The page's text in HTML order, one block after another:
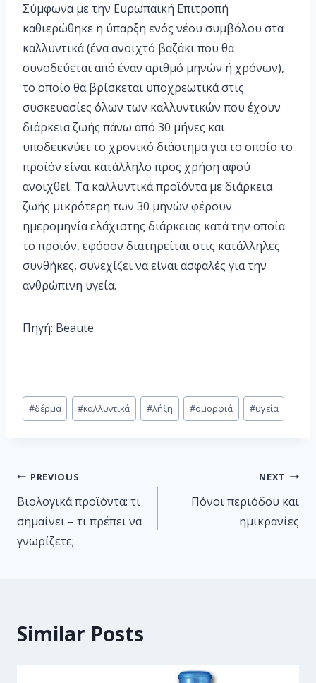
Σύμφωνα με την Ευρωπαϊκή Επιτροπή
καθιερώθηκε η ύπαρξη ενός νέου συμβόλου στα
καλλυντικά (ένα ανοιχτό βαζάκι που θα
συνοδεύεται από έναν αριθμό μηνών ή χρόνων),
το οποίο θα βρίσκεται υποχρεωτικά στις
συσκευασίες όλων των καλλυντικών που έχουν
διάρκεια ζωής πάνω από 30 μήνες και
υποδεικνύει το χρονικό διάστημα για το οποίο το
προϊόν είναι κατάλληλο προς χρήση αφού
ανοιχθεί. Τα καλλυντικά προϊόντα με διάρκεια
ζωής μικρότερη των 30 μηνών φέρουν
ημερομηνία ελάχιστης διάρκειας κατά την οποία
το προϊόν, εφόσον διατηρείται στις κατάλληλες
συνθήκες, συνεχίζει να είναι ασφαλές για την
ανθρώπινη υγεία.
Πηγή: Beaute
#δέρμα #καλλυντικά #λήξη #ομορφιά #υγεία
PREVIOUS
Βιολογικά προϊόντα: τι
σημαίνει – τι πρέπει να
γνωρίζετε;
NEXT
Πόνοι περιόδου και
ημικρανίες
Similar Posts